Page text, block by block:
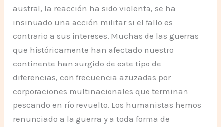
austral, la reacción ha sido violenta, se ha
insinuado una acción militar si el fallo es
contrario a sus intereses. Muchas de las guerras
que históricamente han afectado nuestro
continente han surgido de este tipo de
diferencias, con frecuencia azuzadas por
corporaciones multinacionales que terminan
pescando en río revuelto. Los humanistas hemos
renunciado a la guerra y a toda forma de